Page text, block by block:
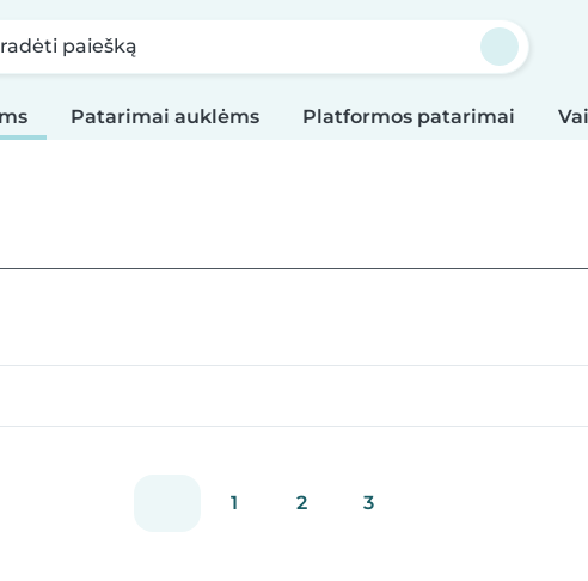
paiešką
Patarimai auklėms Platformos patarimai
1 2 3